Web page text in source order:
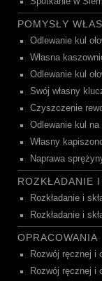
POMYSŁY
Odlewanie kul
Własna
Odlewanie kul
Swój własny
Czyszczenie
Odlewanie kul na
Własny
Naprawa
ROZKŁADANIE
Rozkładanie i
Rozkładanie i
OPRACOWANIA
Rozwój ręcznej i
Rozwój ręcznej i